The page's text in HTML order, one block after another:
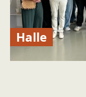
Halle